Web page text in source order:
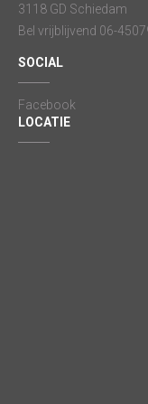
3118 GD Schiedam
Bel vrijblijvend 06-
SOCIAL
Facebook
LOCATIE